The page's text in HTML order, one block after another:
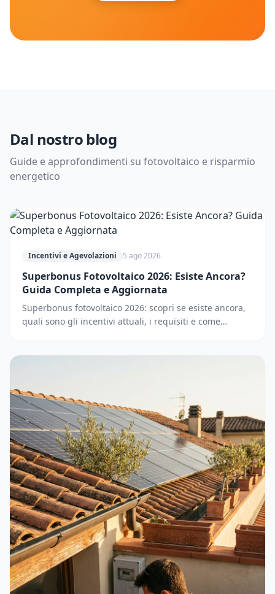
Dal nostro blog
Guide e approfondimenti su fotovoltaico e risparmio
energetico
Incentivi e Agevolazioni 5 ago 2026
Superbonus Fotovoltaico 2026: Esiste Ancora?
Guida Completa e Aggiornata
Superbonus fotovoltaico 2026: scopri se esiste ancora,
quali sono gli incentivi attuali, i requisiti e come